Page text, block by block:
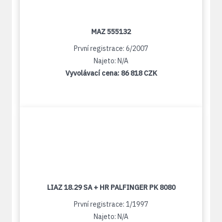
MAZ 555132
První registrace: 6/2007
Najeto: N/A
Vyvolávací cena: 86 818 CZK
LIAZ 18.29 SA + HR PALFINGER PK 8080
První registrace: 1/1997
Najeto: N/A